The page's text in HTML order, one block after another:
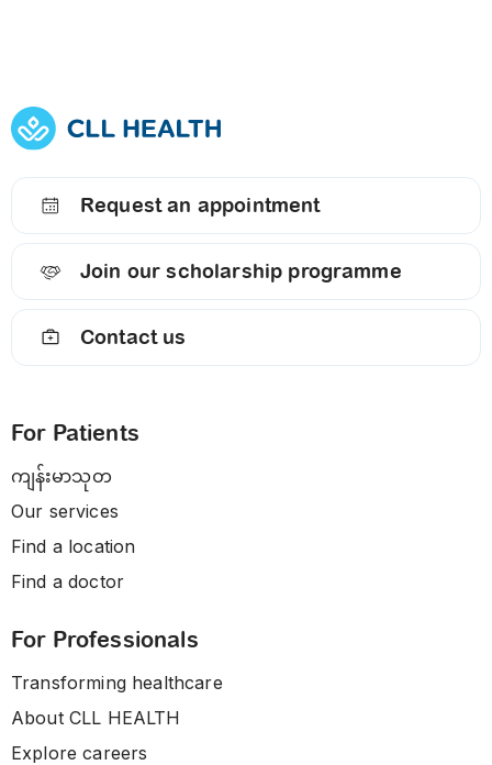
Request an appointment
Join our scholarship programme
Contact us
For Patients
ကျန်းမာသုတ
Our services
Find a location
Find a doctor
For Professionals
Transforming healthcare
About CLL HEALTH
Explore careers